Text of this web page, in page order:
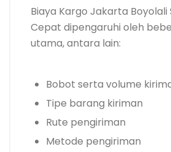
Biaya Kargo Jakarta Boyolali
Cepat dipengaruhi oleh
utama, antara lain:
Bobot serta volume
Tipe barang kiriman
Rute pengiriman
Metode pengiriman